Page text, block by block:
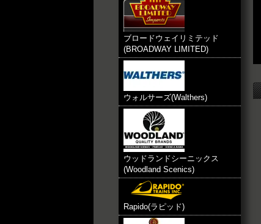
ブロードウェイリミテッド
(BROADWAY LIMITED)
ウォルサーズ(Walthers)
ウッドランドシーニックス
(Woodland Scenics)
Rapido(ラピッド)